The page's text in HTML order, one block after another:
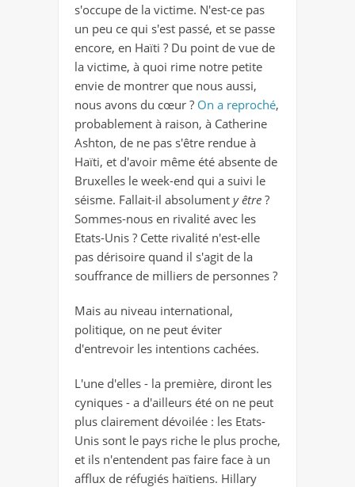
s'occupe de la victime. N'est-ce pas
un peu ce qui s'est passé, et se passe
encore, en Haïti ? Du point de vue de
la victime, à quoi rime notre petite
envie de montrer que nous aussi,
nous avons du cœur ? On a reproché,
probablement à raison, à Catherine
Ashton, de ne pas s'être rendue à
Haïti, et d'avoir même été absente de
Bruxelles le week-end qui a suivi le
séisme. Fallait-il absolument y être ?
Sommes-nous en rivalité avec les
Etats-Unis ? Cette rivalité n'est-elle
pas dérisoire quand il s'agit de la
souffrance de milliers de personnes ?
Mais au niveau international,
politique, on ne peut éviter
d'entrevoir les intentions cachées.
L'une d'elles - la première, diront les
cyniques - a d'ailleurs été on ne peut
plus clairement dévoilée : les Etats-
Unis sont le pays riche le plus proche,
et ils n'entendent pas faire face à un
afflux de réfugiés haïtiens. Hillary